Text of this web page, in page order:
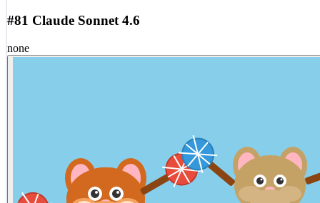
#81 Claude Sonnet 4.6
none